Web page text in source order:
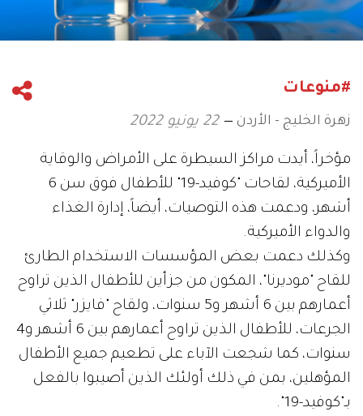
#منوعات
زهرة الخليج - الأردن 22 يونيو 2022
مؤخراً، أيدت مراكز السيطرة على الأمراض والوقاية
الأميركية، لقاحات "كوفيد-19" للأطفال فوق سن 6
أشهر، ودعمت هذه التوصيات، أيضاً، إدارة الغذاء
والدواء الأميركية.
وكذلك دعمت بعض المؤسسات الاستخدام الطارئ
للقاح "موديرنا"، المكون من جزأين للأطفال الذين تراوح
أعمارهم بين 6 أشهر و5 سنوات، ولقاح "فايزر" ثلاثي
الجرعات، للأطفال الذين تراوح أعمارهم بين 6 أشهر و4
سنوات، كما شجعت الآباء على تطعيم جميع الأطفال
المؤهلين، بمن في ذلك أولئك الذين أصيبوا بالفعل
بـ"كوفيد-19".